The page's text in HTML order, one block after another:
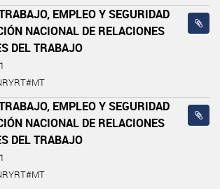
EMPLEO Y SEGURIDAD
NACIONAL DE RELACIONES
DEL TRABAJO
EMPLEO Y SEGURIDAD
NACIONAL DE RELACIONES
DEL TRABAJO